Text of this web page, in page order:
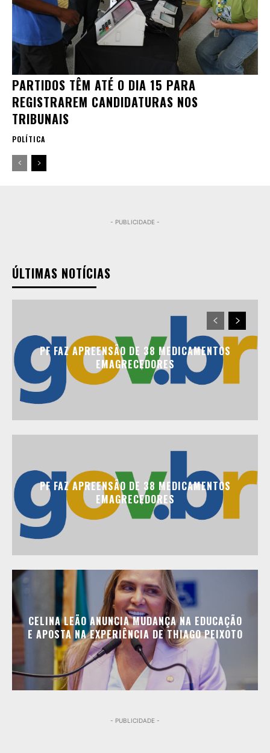
PARTIDOS TÊM ATÉ O DIA 15 PARA
REGISTRAREM CANDIDATURAS NOS
TRIBUNAIS
POLÍTICA
- PUBLICIDADE -
ÚLTIMAS NOTÍCIAS
PF FAZ APREENSÃO DE 38 MEDICAMENTOS
EMAGRECEDORES
PF FAZ APREENSÃO DE 38 MEDICAMENTOS
EMAGRECEDORES
CELINA LEÃO ANUNCIA MUDANÇA NA EDUCAÇÃO
E APOSTA NA EXPERIÊNCIA DE THIAGO PEIXOTO
- PUBLICIDADE -